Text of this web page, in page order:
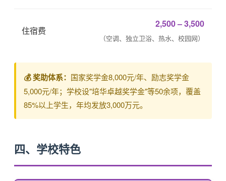
住宿费
2,500 – 3,500
（空调、独立卫浴、热水、校园网）
💰 奖助体系： 国家奖学金8,000元/年、励志奖学金
5,000元/年；学校设"培华卓越奖学金"等50余项，覆盖
85%以上学生，年均发放3,000万元。
四、学校特色